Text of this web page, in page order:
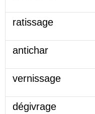
ratissage
antichar
vernissage
dégivrage